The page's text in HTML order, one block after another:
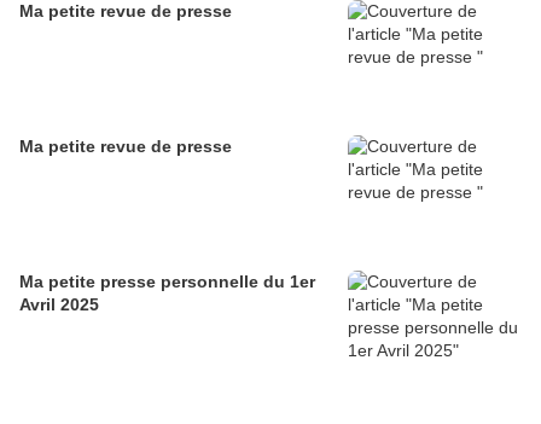
Ma petite revue de presse
Ma petite revue de presse
Ma petite presse personnelle du 1er
Avril 2025